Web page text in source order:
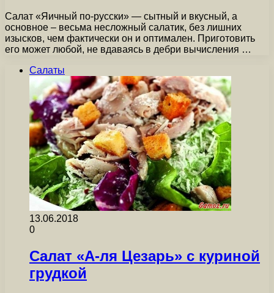
Салат «Яичный по-русски» — сытный и вкусный, а
основное – весьма несложный салатик, без лишних
изысков, чем фактически он и оптимален. Приготовить
его может любой, не вдаваясь в дебри вычисления …
Салаты
13.06.2018
0
Салат «А-ля Цезарь» с куриной
грудкой